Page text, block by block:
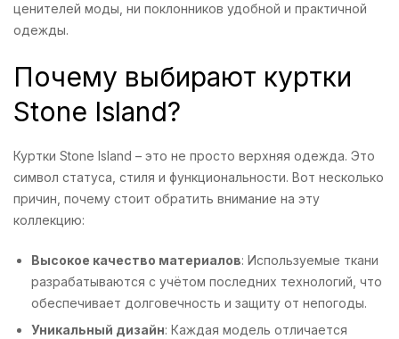
ценителей моды, ни поклонников удобной и практичной
одежды.
Почему выбирают куртки
Stone Island?
Куртки Stone Island – это не просто верхняя одежда. Это
символ статуса, стиля и функциональности. Вот несколько
причин, почему стоит обратить внимание на эту
коллекцию:
Высокое качество материалов: Используемые ткани
разрабатываются с учётом последних технологий, что
обеспечивает долговечность и защиту от непогоды.
Уникальный дизайн: Каждая модель отличается